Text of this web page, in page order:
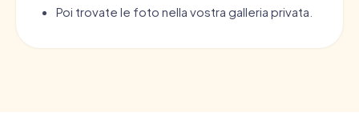
Poi trovate le foto nella vostra galleria privata.